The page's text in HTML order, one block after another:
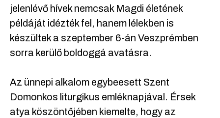
jelenlévő hívek nemcsak Magdi életének
példáját idézték fel, hanem lélekben is
készültek a szeptember 6-án Veszprémben
sorra kerülő boldoggá avatásra.
Az ünnepi alkalom egybeesett Szent
Domonkos liturgikus emléknapjával. Érsek
atya köszöntőjében kiemelte, hogy az